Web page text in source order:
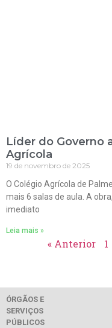
Líder do Governo
Agrícola
19 de novembro de 2025
O Colégio Agrícola de
mais 6 salas de aula. A
imediato
Leia mais »
« Anterior 1
ÓRGÃOS E
SERVIÇOS
PÚBLICOS